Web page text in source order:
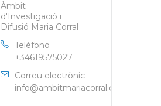
Àmbit
d'Investigació i
Difusió Maria Corral
Teléfono
+34619575027
Correu electrònic
info@ambitmariacorral.com